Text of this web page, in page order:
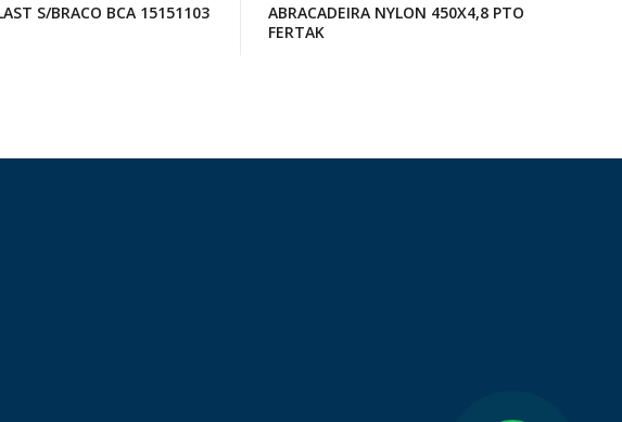
S/BRACO BCA 15151103
ABRACADEIRA NYLON 450X4,8 PTO
FERTAK